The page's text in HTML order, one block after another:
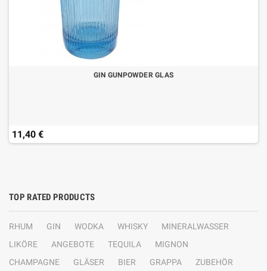
GIN GUNPOWDER GLAS
11,40 €
TOP RATED PRODUCTS
RHUM GIN WODKA WHISKY
MINERALWASSER
LIKÖRE
ANGEBOTE TEQUILA
MIGNON
CHAMPAGNE
GLÄSER BIER GRAPPA
ZUBEHÖR